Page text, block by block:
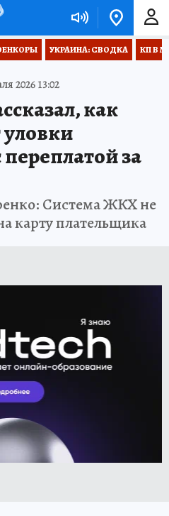
УКРАИНА: СВОДКА КП В
2026 13:02
как
уловки
за
Система ЖКХ не
карту плательщика